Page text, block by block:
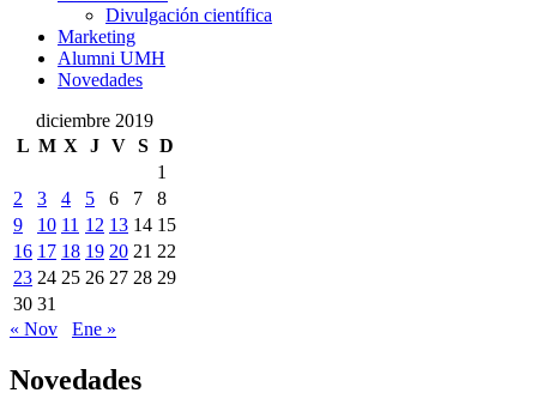
Divulgación científica
Marketing
Alumni UMH
Novedades
diciembre 2019
L M X J V S D
1
2
3 4 5 6 7
8
9
10 11 12 13 14 15
16 17 18 19 20 21 22
23 24 25 26 27 28 29
30 31
« Nov
Ene »
Novedades